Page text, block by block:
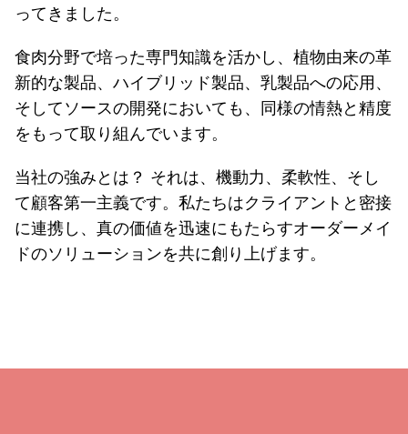
ってきました。
食肉分野で培った専門知識を活かし、植物由来の革
新的な製品、ハイブリッド製品、乳製品への応用、
そしてソースの開発においても、同様の情熱と精度
をもって取り組んでいます。
当社の強みとは？ それは、機動力、柔軟性、そし
て顧客第一主義です。私たちはクライアントと密接
に連携し、真の価値を迅速にもたらすオーダーメイ
ドのソリューションを共に創り上げます。